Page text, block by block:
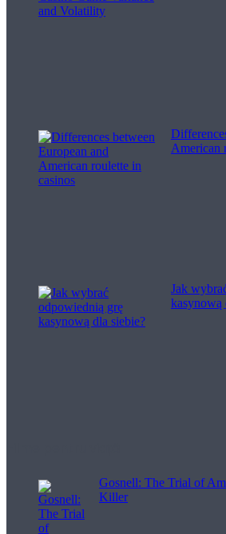
American
Jak
kasynową
Gosnell: The Trial of
Killer